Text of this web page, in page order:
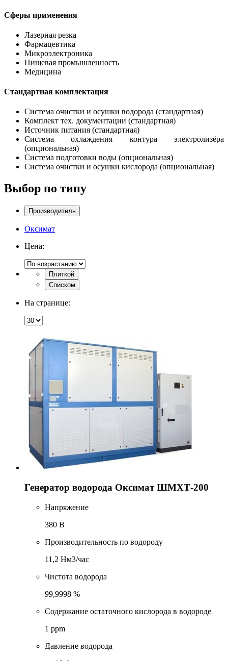
Сферы применения
Лазерная резка
Фармацевтика
Микроэлектроника
Пищевая промышленность
Медицина
Стандартная комплектация
Система очистки и осушки водорода (стандартная)
Комплект тех. документации (стандартная)
Источник питания (стандартная)
Система охлаждения контура электролизёра
(опциональная)
Система подготовки воды (опциональная)
Система очистки и осушки кислорода (опциональная)
Выбор по типу
Производитель
Оксимат
Цена:
Плиткой
Списком
На странице:
Генератор водорода Оксимат ШМХТ-200
Напряжение
380 В
Производительность по водороду
11,2 Нм3/час
Чистота водорода
99,9998 %
Содержание остаточного кислорода в водороде
1 ppm
Давление водорода